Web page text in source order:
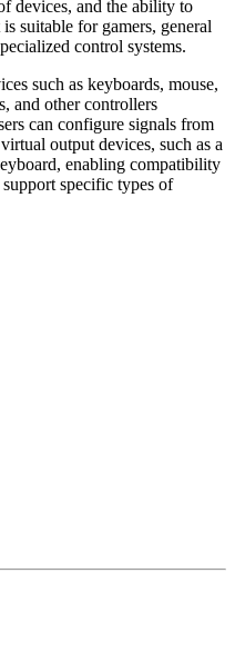
devices, and the ability to
suitable for gamers, general
control systems.
such as keyboards, mouse,
and other controllers
can configure signals from
output devices, such as a
enabling compatibility
specific types of